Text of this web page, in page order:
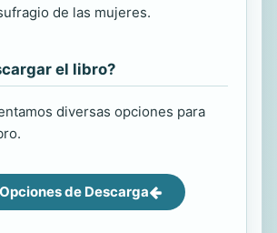
de las mujeres.
el libro?
diversas opciones para
Opciones de Descarga